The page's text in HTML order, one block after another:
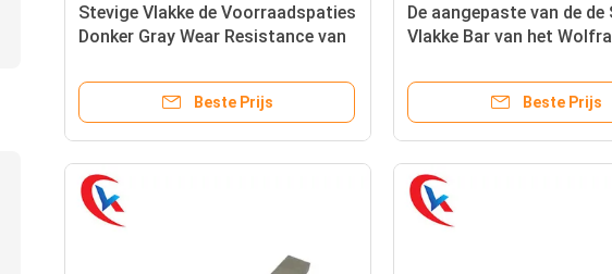
Stevige Vlakke de Voorraadspaties
Donker Gray Wear Resistance van
Beste Prijs
De aangepaste van de de
Vlakke Bar van het
Beste Prijs